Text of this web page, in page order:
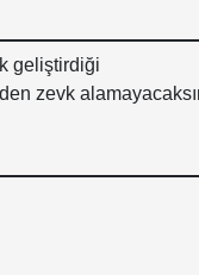
geliştirdiği
zevk